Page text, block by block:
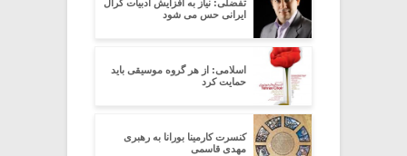
تفضلی: نیاز به افزایش ادبیات کرال
ایرانی حس می شود
اسلامی: از هر گروه موسیقی باید
حمایت کرد
کنسرت کارمینا بورانا به رهبری
مهدی قاسمی